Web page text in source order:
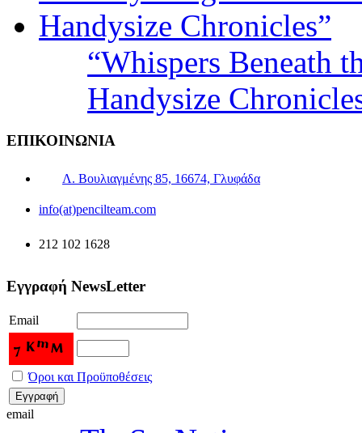
“Whispers Beneath
Handysize
ΕΠΙΚΟΙΝΩΝΙΑ
Λ. Βουλιαγμένης 85, 16674, Γλυφάδα
info(at)pencilteam.com
212 102 1628
Εγγραφή NewsLetter
Email
Όροι και Προϋποθέσεις
email